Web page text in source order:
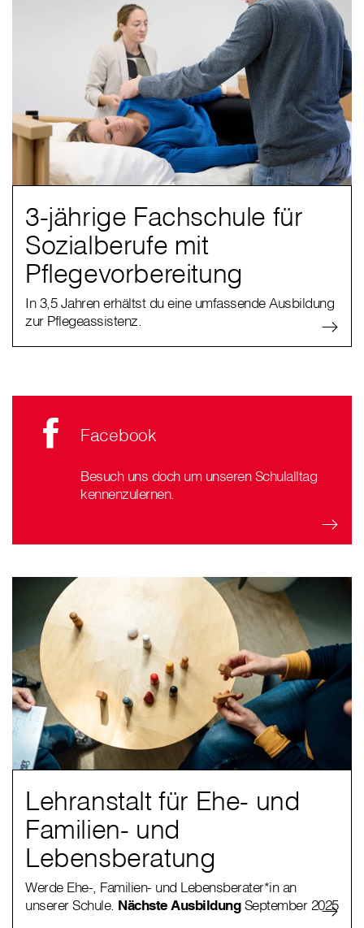
3-jährige Fachschule für
Sozialberufe mit
Pflegevorbereitung
In 3,5 Jahren erhältst du eine umfassende Ausbildung
zur Pflegeassistenz.
Facebook
Besuch uns doch um unseren Schulalltag
kennenzulernen.
Lehranstalt für Ehe- und
Familien- und
Lebensberatung
Werde Ehe-, Familien- und Lebensberater*in an
unserer Schule. Nächste AusbildungSeptember 2025